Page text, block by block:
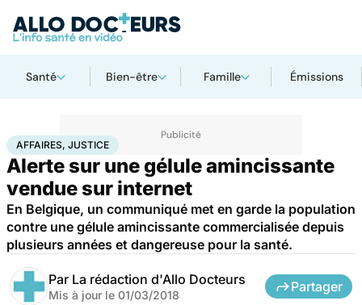
Santé Bien-être Famille Émissions
AccueilSantéSociétéJustice Affaires, justice
AFFAIRES, JUSTICE
Alerte sur une gélule amincissante
vendue sur internet
En Belgique, un communiqué met en garde la population
contre une gélule amincissante commercialisée depuis
plusieurs années et dangereuse pour la santé.
Par La rédaction d'Allo Docteurs
Mis à jour le 01/03/2018
Partager